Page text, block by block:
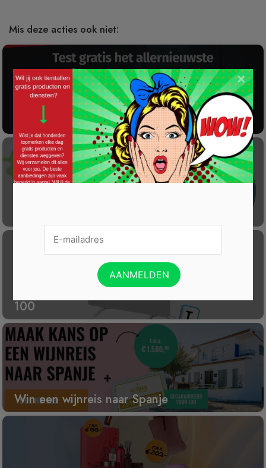
Mis deze acties ook niet:
Gratis 2025 Alarmsysteem Testen!
Gratis Princess elektrische kachel t.w.v. €
100
Win een wijnreis naar Spanje
×